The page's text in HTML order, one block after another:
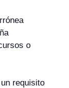
o
requisito